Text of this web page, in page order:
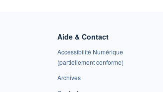
Aide & Contact
Accessibilité Numérique
(partiellement conforme)
Archives